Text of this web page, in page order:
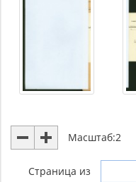
Масштаб:2
Страница из